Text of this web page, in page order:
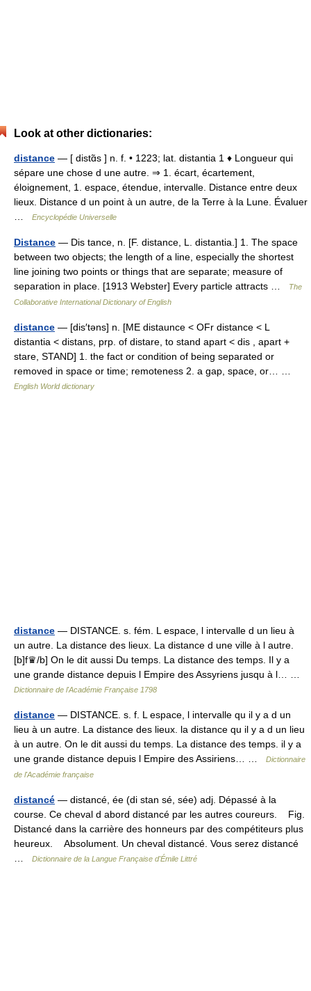
Look at other dictionaries:
distance — [ distɑ̃s ] n. f. • 1223; lat. distantia 1 ♦ Longueur qui
sépare une chose d une autre. ⇒ 1. écart, écartement,
éloignement, 1. espace, étendue, intervalle. Distance entre deux
lieux. Distance d un point à un autre, de la Terre à la Lune. Évaluer
Encyclopédie Universelle
Distance — Dis tance, n. [F. distance, L. distantia.] 1. The space
between two objects; the length of a line, especially the shortest
line joining two points or things that are separate; measure of
separation in place. [1913 Webster] Every particle attracts …
The
Collaborative International Dictionary of English
distance — [dis′təns] n. [ME distaunce < OFr distance < L
distantia < distans, prp. of distare, to stand apart < dis , apart +
stare, STAND] 1. the fact or condition of being separated or
removed in space or time; remoteness 2. a gap, space, or… …
English World dictionary
distance — DISTANCE. s. fém. L espace, l intervalle d un lieu à
un autre. La distance des lieux. La distance d une ville à l autre.
[b]f♛/b] On le dit aussi Du temps. La distance des temps. Il y a
une grande distance depuis l Empire des Assyriens jusqu à l… …
Dictionnaire de l'Académie Française 1798
distance — DISTANCE. s. f. L espace, l intervalle qu il y a d un
lieu à un autre. La distance des lieux. la distance qu il y a d un lieu
à un autre. On le dit aussi du temps. La distance des temps. il y a
une grande distance depuis l Empire des Assiriens… …
Dictionnaire
de l'Académie française
distancé — distancé, ée (di stan sé, sée) adj. Dépassé à la
course. Ce cheval d abord distancé par les autres coureurs. Fig.
Distancé dans la carrière des honneurs par des compétiteurs plus
heureux. Absolument. Un cheval distancé. Vous serez distancé
Dictionnaire de la Langue Française d'Émile Littré